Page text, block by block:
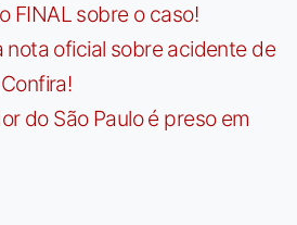
FINAL sobre o caso!
nota oficial sobre acidente de
do São Paulo é preso em